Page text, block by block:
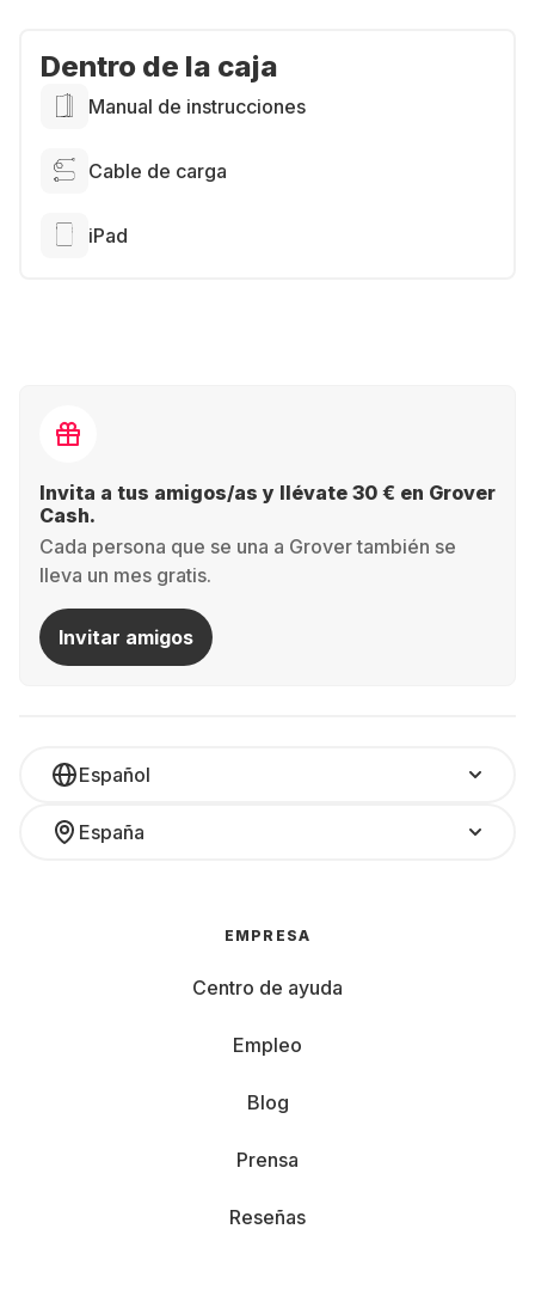
Dentro de la caja
Manual de instrucciones
Cable de carga
iPad
Invita a tus amigos/as y llévate 30 € en Grover
Cash.
Cada persona que se una a Grover también se
lleva un mes gratis.
Invitar amigos
Español
España
EMPRESA
Centro de ayuda
Empleo
Blog
Prensa
Reseñas